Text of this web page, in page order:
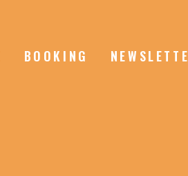
BOOKING